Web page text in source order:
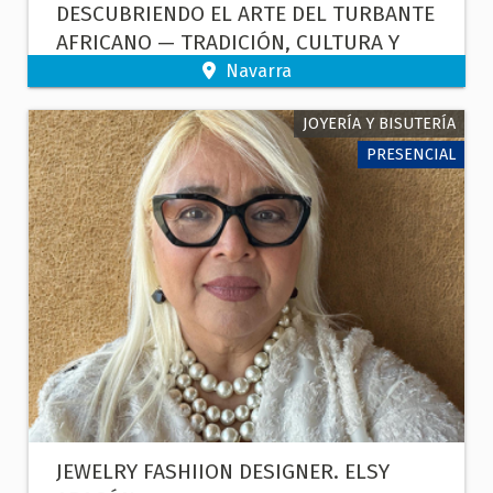
DESCUBRIENDO EL ARTE DEL TURBANTE
AFRICANO — TRADICIÓN, CULTURA Y
CUIDADO CAPILAR.Navarra
JOYERÍA Y BISUTERÍA
PRESENCIAL
JEWELRY FASHIION DESIGNER. ELSY